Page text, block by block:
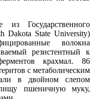
Государственного
Dakota State University)
волокна
резистентный к
крахмал. 86
с метаболическим
в двойном слепом
пшеничную муку,